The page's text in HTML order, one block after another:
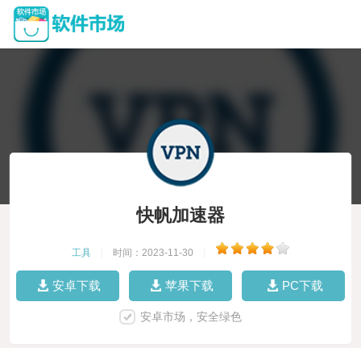
快帆加速器
工具 时间：2023-11-30
安卓下载 苹果下载 PC下载
安卓市场，安全绿色